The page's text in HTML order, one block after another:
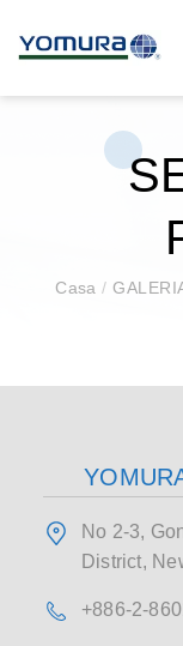
Casa/
No 2-3,
District,
+886-2-